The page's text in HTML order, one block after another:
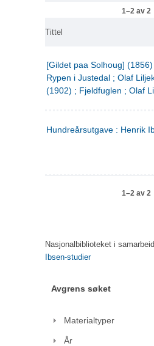
1–2 av 2
Tittel
[Gildet paa Solhoug]
Rypen i Justedal ; Olaf
(1902) ; Fjeldfuglen ; Olaf
Hundreårsutgave : Henrik
1–2 av 2
Nasjonalbiblioteket i
Ibsen-studier
Avgrens søket
Materialtyper
År